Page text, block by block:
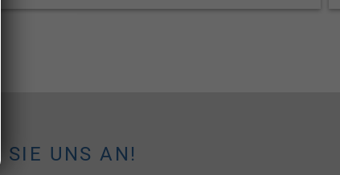
SIE UNS AN!